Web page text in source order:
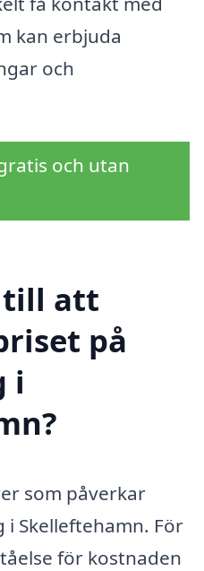
kan erbjuda
och
och utan
till att
på
i
som påverkar
Skelleftehamn. För
för kostnaden